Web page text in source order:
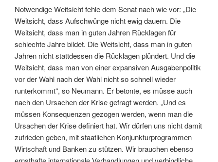
Notwendige Weitsicht fehle dem Senat nach wie vor: „Die
Weitsicht, dass Aufschwünge nicht ewig dauern. Die
Weitsicht, dass man in guten Jahren Rücklagen für
schlechte Jahre bildet. Die Weitsicht, dass man in guten
Jahren nicht stattdessen die Rücklagen plündert. Und die
Weitsicht, dass man von einer expansiven Ausgabenpolitik
vor der Wahl nach der Wahl nicht so schnell wieder
runterkommt“, so Neumann. Er betonte, es müsse auch
nach den Ursachen der Krise gefragt werden. „Und es
müssen Konsequenzen gezogen werden, wenn man die
Ursachen der Krise definiert hat. Wir dürfen uns nicht damit
zufrieden geben, mit staatlichen Konjunkturprogrammen
Wirtschaft und Banken zu stützen. Wir brauchen ebenso